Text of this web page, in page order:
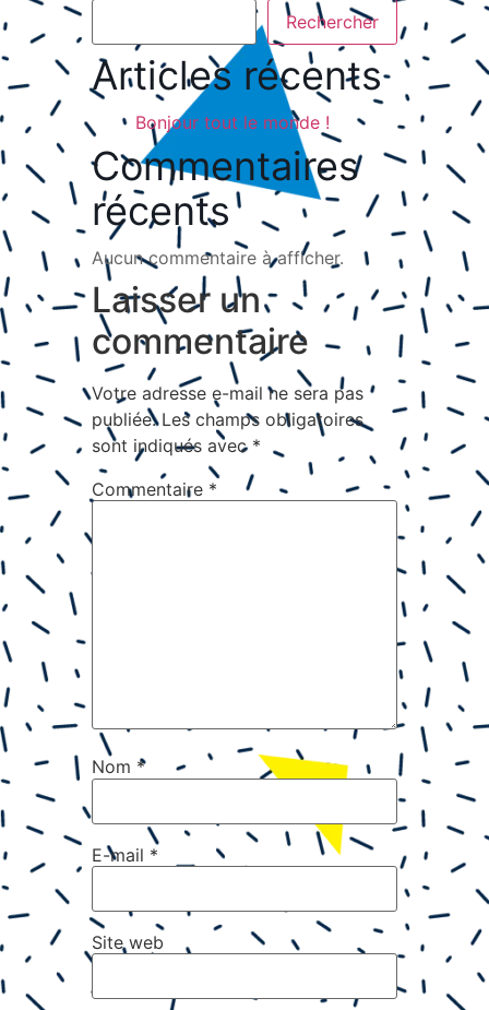
Rechercher
Articles récents
Bonjour tout le monde !
Commentaires
récents
Aucun commentaire à afficher.
Laisser un
commentaire
Votre adresse e-mail ne sera pas
publiée. Les champs obligatoires
sont indiqués avec *
Commentaire *
Nom *
E-mail *
Site web